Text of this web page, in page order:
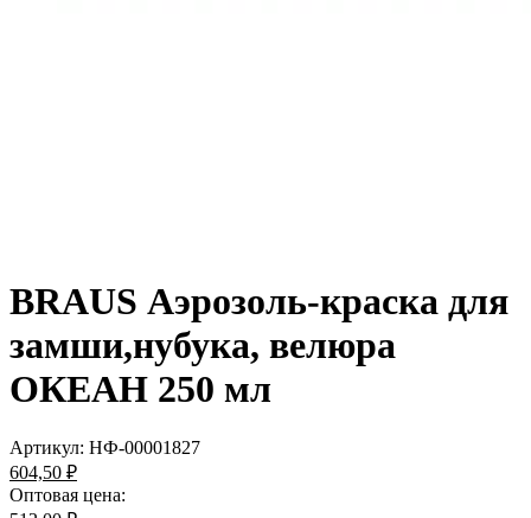
BRAUS Аэрозоль-краска для
замши,нубука, велюра
ОКЕАН 250 мл
Артикул: НФ-00001827
604,50 ₽
Оптовая цена: